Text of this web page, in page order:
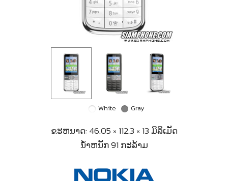
White Gray
ຂະຫນາດ: 46.05 × 112.3 × 13 ມິລິເມັດ
ນ້ຳຫນັກ 91 ກະລ້າມ